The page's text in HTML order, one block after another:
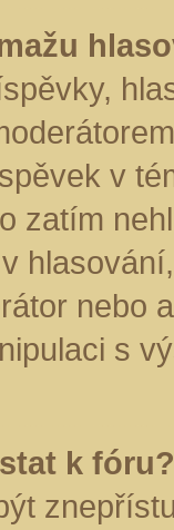
v
zatím
nebo
s
k fóru?